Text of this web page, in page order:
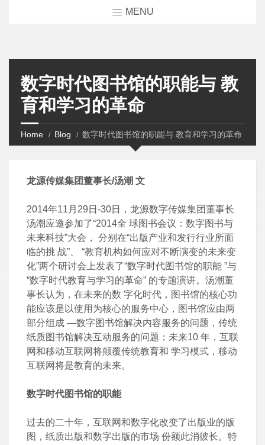
MENU
数字时代图书馆的职能与 教
育和学习的革命
Home Blog 数字时代图书馆的职能与 教育和学习的革命
龙源传媒集团董事长/汤潮 文
2014年11月29日-30日，龙源数字传媒集团董事长
汤潮应邀参加了“2014全 球图书会议：数字图书与
未来科技”大会， 分别在“出版产业和发行行业所面
临的挑 战”、 “教育机构如何应对不断演变的未来变
化”两个研讨会上发表了“数字时代图书馆的职能 ”与
“数字时代教育与学习的革命” 的专题演讲。汤潮董
事长认为，在未来的数 字化时代，图书馆的核心功
能应该是以使用为核心的服务中心，图书馆应由两
部分组成 —数字图书馆解决内容服务的问题，传统
纸质图书馆解决互动服务的问题；未来10 年，互联
网和移动互联网将颠覆传统教育和 学习模式，移动
互联网将是教育的未来。
数字时代图书馆的职能
过去的二十年，互联网和数字化改变了出版业的版
图，纸质出版和数字出版的市场 份额此消彼长。特